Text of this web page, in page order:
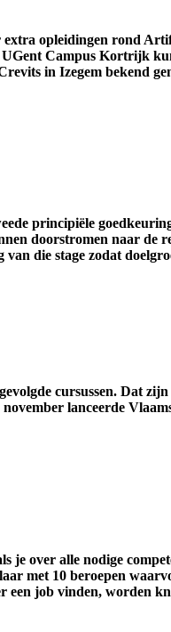
opleidingen rond
Campus Kortrijk
in Izegem bekend
principiële
doorstromen naar
die stage zodat
cursussen. Dat
lanceerde
over alle nodige
met 10 beroepen
job vinden, worden